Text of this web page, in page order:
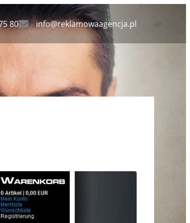
80 info@reklamowaagencja.pl